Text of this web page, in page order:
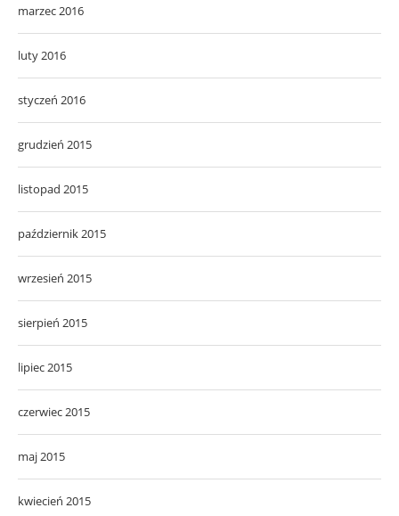
marzec 2016
luty 2016
styczeń 2016
grudzień 2015
listopad 2015
październik 2015
wrzesień 2015
sierpień 2015
lipiec 2015
czerwiec 2015
maj 2015
kwiecień 2015